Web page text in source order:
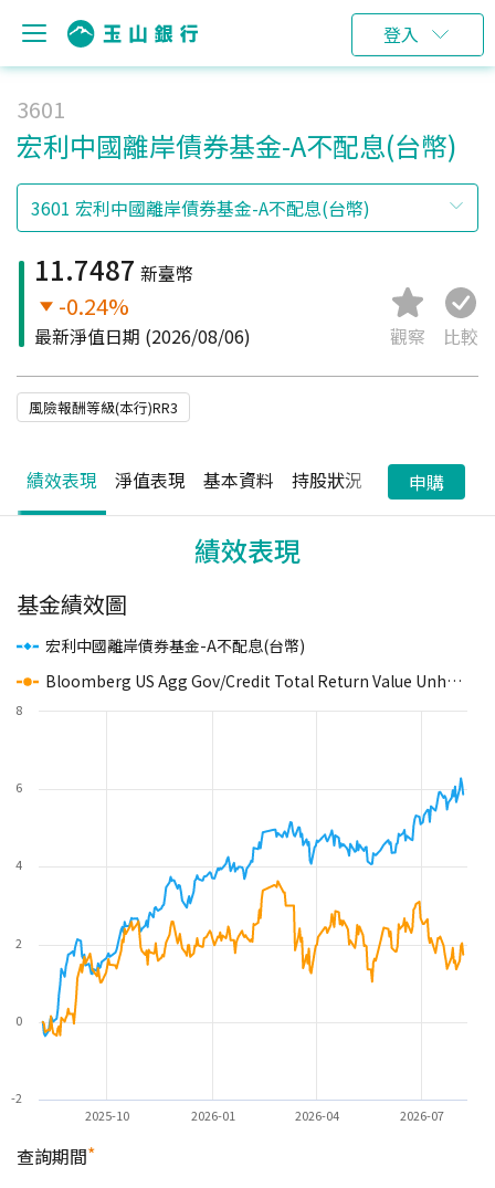
登入
3601
宏利中國離岸債券基金-A不配息(台幣)
11.7487 新臺幣
-0.24%
最新淨值日期 (2026/08/06) 觀察 比較
風險報酬等級(本行)RR3
績效表現 淨值表現 基本資料 持股狀況 配息狀況
申購
績效表現
基金績效圖
宏利中國離岸債券基金-A不配息(台幣)
Bloomberg US Agg Gov/Credit Total Return Value Unhedged USD
2025-10 2026-01 2026-04 2026-07
-2
0
2
4
6
8
查詢期間*